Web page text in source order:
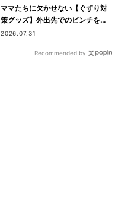
ママたちに欠かせない【ぐずり対
策グッズ】外出先でのピンチを解
決！
2026.07.31
Recommended by